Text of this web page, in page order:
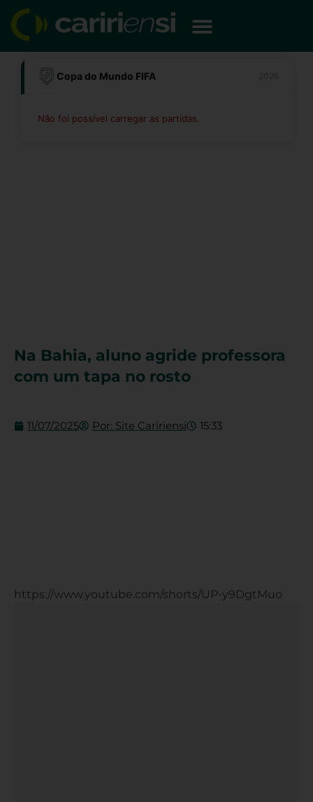
para
conteúdo
Copa do Mundo FIFA
Não foi possível carregar as partidas.
Na Bahia, aluno agride professora
com um tapa no rosto
11/07/2025 Por: Site Caririensi 15:33
https://www.youtube.com/shorts/UP-y9DgtMuo